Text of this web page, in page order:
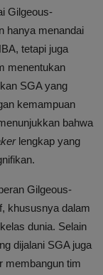
Gilgeous-
hanya menandai
tetapi juga
menentukan
SGA yang
kemampuan
bahwa
lengkap yang
Gilgeous-
khususnya dalam
dunia. Selain
dijalani SGA juga
membangun tim